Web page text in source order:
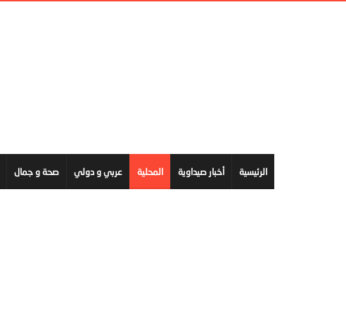
الرئيسية أخبار صيداوية المحلية عربي و دولي صحة و جمال